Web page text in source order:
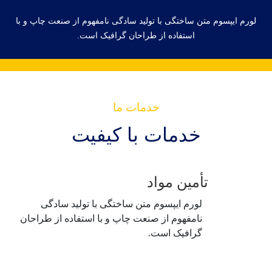
لورم ایپسوم متن ساختگی با تولید سادگی نامفهوم از صنعت چاپ و با
استفاده از طراحان گرافیک است.
خدمات ما
خدمات با کیفیت
تأمین مواد
لورم ایپسوم متن ساختگی با تولید سادگی
نامفهوم از صنعت چاپ و با استفاده از طراحان
گرافیک است.